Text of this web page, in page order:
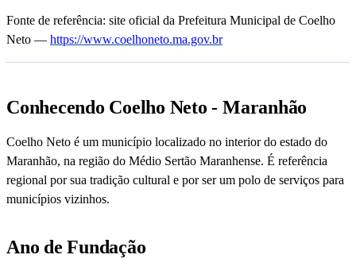
Fonte de referência: site oficial da Prefeitura Municipal de Coelho
Neto — https://www.coelhoneto.ma.gov.br
Conhecendo Coelho Neto - Maranhão
Coelho Neto é um município localizado no interior do estado do
Maranhão, na região do Médio Sertão Maranhense. É referência
regional por sua tradição cultural e por ser um polo de serviços para
municípios vizinhos.
Ano de Fundação